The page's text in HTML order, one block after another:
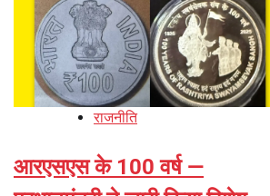
राजनीति
आरएसएस के 100 वर्ष —